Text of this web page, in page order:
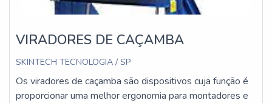
VIRADORES DE CAÇAMBA
SKINTECH TECNOLOGIA / SP
Os viradores de caçamba são dispositivos cuja função é
proporcionar uma melhor ergonomia para montadores e